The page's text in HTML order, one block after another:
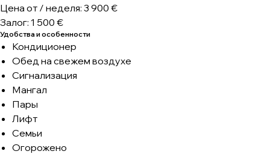
Цена от / неделя: 3 900 €
Залог: 1 500 €
Удобства и особенности
Кондиционер
Обед на свежем воздухе
Сигнализация
Мангал
Пары
Лифт
Семьи
Огорожено